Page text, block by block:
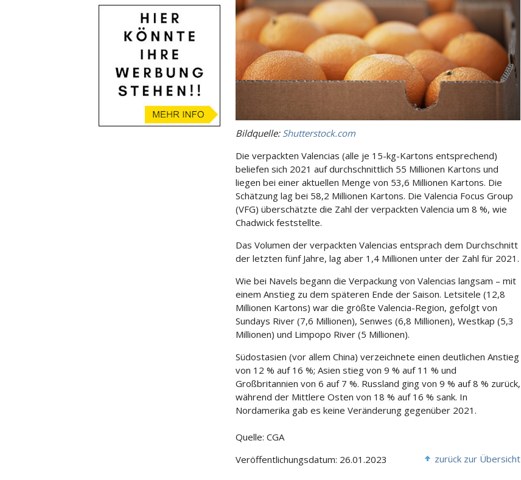
Bildquelle: Shutterstock.com
Die verpackten Valencias (alle je 15-kg-Kartons entsprechend)
beliefen sich 2021 auf durchschnittlich 55 Millionen Kartons und
liegen bei einer aktuellen Menge von 53,6 Millionen Kartons. Die
Schätzung lag bei 58,2 Millionen Kartons. Die Valencia Focus Group
(VFG) überschätzte die Zahl der verpackten Valencia um 8 %, wie
Chadwick feststellte.
Das Volumen der verpackten Valencias entsprach dem Durchschnitt
der letzten fünf Jahre, lag aber 1,4 Millionen unter der Zahl für 2021.
Wie bei Navels begann die Verpackung von Valencias langsam – mit
einem Anstieg zu dem späteren Ende der Saison. Letsitele (12,8
Millionen Kartons) war die größte Valencia-Region, gefolgt von
Sundays River (7,6 Millionen), Senwes (6,8 Millionen), Westkap (5,3
Millionen) und Limpopo River (5 Millionen).
Südostasien (vor allem China) verzeichnete einen deutlichen Anstieg
von 12 % auf 16 %; Asien stieg von 9 % auf 11 % und
Großbritannien von 6 auf 7 %. Russland ging von 9 % auf 8 % zurück,
während der Mittlere Osten von 18 % auf 16 % sank. In
Nordamerika gab es keine Veränderung gegenüber 2021.
Quelle: CGA
Veröffentlichungsdatum: 26.01.2023
zurück zur Übersicht